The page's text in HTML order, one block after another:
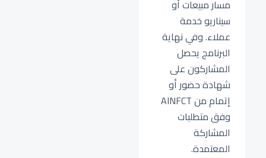
مسار مبيعات أو
سيناريو خدمة
عملاء. وفي نهاية
البرنامج يحصل
المشاركون على
شهادة حضور أو
إتمام من AINFCT
وفق متطلبات
المشاركة
المعتمدة.